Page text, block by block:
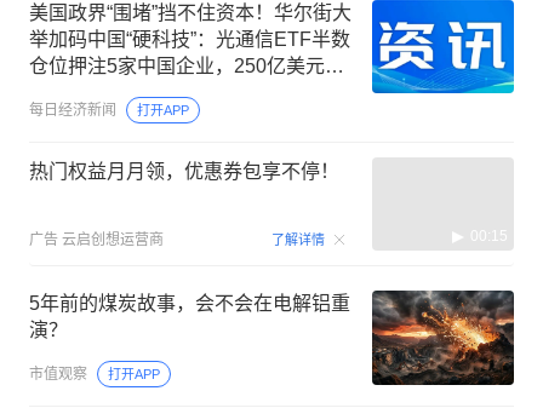
美国政界“围堵”挡不住资本！华尔街大
举加码中国“硬科技”：光通信ETF半数
仓位押注5家中国企业，250亿美元明
星ETF重仓长鑫科技
每日经济新闻 打开APP
热门权益月月领，优惠券包享不停！
广告 云启创想运营商 了解详情 00:15
5年前的煤炭故事，会不会在电解铝重
演？
市值观察 打开APP